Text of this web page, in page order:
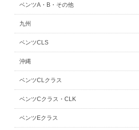
ベンツA・B・その他
九州
ベンツCLS
沖縄
ベンツCLクラス
ベンツCクラス・CLK
ベンツEクラス